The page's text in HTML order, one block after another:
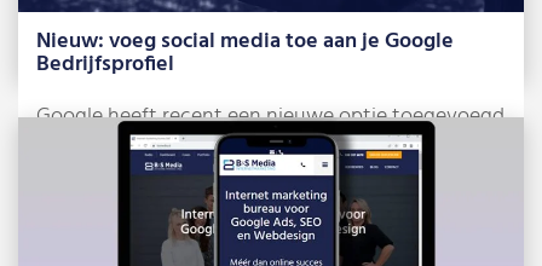
Nieuw: voeg social media toe aan je Google
Bedrijfsprofiel
Google heeft recent een nieuwe optie toegevoegd
voor Google Bedrijfsprofielen, namelijk het
beheren van […]